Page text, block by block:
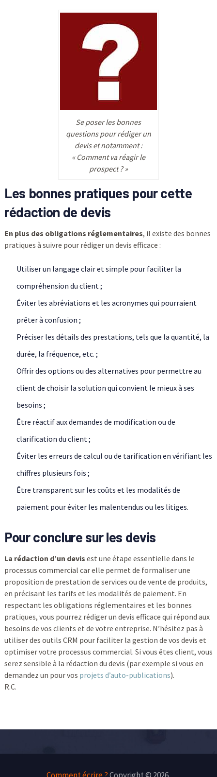
Se poser les bonnes
questions pour rédiger un
devis et notamment :
« Comment va réagir le
prospect ? »
Les bonnes pratiques pour cette
rédaction de devis
En plus des obligations réglementaires, il existe des bonnes
pratiques à suivre pour rédiger un devis efficace :
Utiliser un langage clair et simple pour faciliter la
compréhension du client ;
Éviter les abréviations et les acronymes qui pourraient
prêter à confusion ;
Préciser les détails des prestations, tels que la quantité, la
durée, la fréquence, etc. ;
Offrir des options ou des alternatives pour permettre au
client de choisir la solution qui convient le mieux à ses
besoins ;
Être réactif aux demandes de modification ou de
clarification du client ;
Éviter les erreurs de calcul ou de tarification en vérifiant les
chiffres plusieurs fois ;
Être transparent sur les coûts et les modalités de
paiement pour éviter les malentendus ou les litiges.
Pour conclure sur les devis
La rédaction d’un devis est une étape essentielle dans le
processus commercial car elle permet de formaliser une
proposition de prestation de services ou de vente de produits,
en précisant les tarifs et les modalités de paiement. En
respectant les obligations réglementaires et les bonnes
pratiques, vous pourrez rédiger un devis efficace qui répond aux
besoins de vos clients et de votre entreprise. N’hésitez pas à
utiliser des outils CRM pour faciliter la gestion de vos devis et
optimiser votre processus commercial. Si vous êtes client, vous
serez sensible à la rédaction du devis (par exemple si vous en
demandez un pour vos projets d’auto-publications).
R.C.